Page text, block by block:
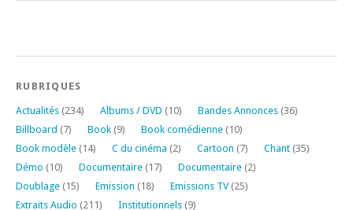
RUBRIQUES
Actualités (234) Albums / DVD (10) Bandes Annonces (36)
Billboard (7) Book (9) Book comédienne (10)
Book modèle (14) C du cinéma (2) Cartoon (7) Chant (35)
Démo (10) Documentaire (17) Documentaire (2)
Doublage (15) Emission (18) Emissions TV(25)
Extraits Audio (211) Institutionnels (9)